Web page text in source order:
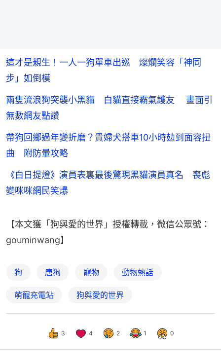
這才是親生！一人一狗單車出巡 燦爛笑容「神同
步」如倒模
兩隻流浪狗突襲小黑貓 白貓直接霸氣護友 畫面引
無數網友點讚
帶狗回鄉過年變折磨？貴婦犬搭車10小時攰到面容扭
曲 附防暈攻略
《白日提燈》演員表裏最後驚現黑貓演員真名 喪彪
變咪咪網民笑爆
【本文獲「狗與愛的世界」授權轉載，微信公眾號：
gouminwang】
狗 唐狗 寵物 動物熱話
萌寵充電站 狗與愛的世界
3 4 2 1 0